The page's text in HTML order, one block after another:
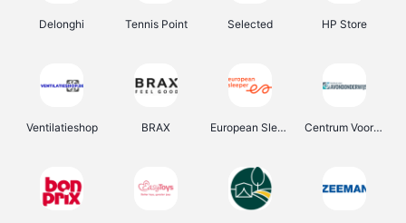
Delonghi Tennis Point Selected HP Store
Ventilatieshop BRAX European Sleeper Centrum Voor Avondonderwijs